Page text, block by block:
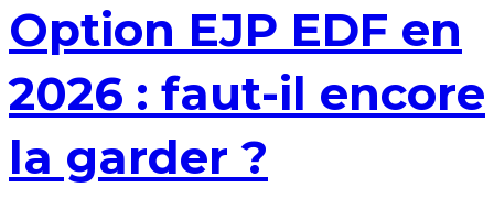
Option EJP EDF en
2026 : faut-il encore
la garder ?